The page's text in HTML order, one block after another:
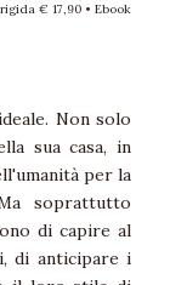
€ 17,90 • Ebook
Non solo
sua casa, in
per la
soprattutto
di capire al
di anticipare i